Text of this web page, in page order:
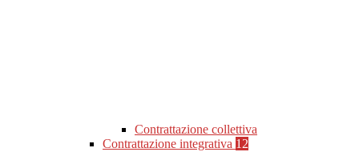
Contrattazione collettiva
Contrattazione integrativa 12